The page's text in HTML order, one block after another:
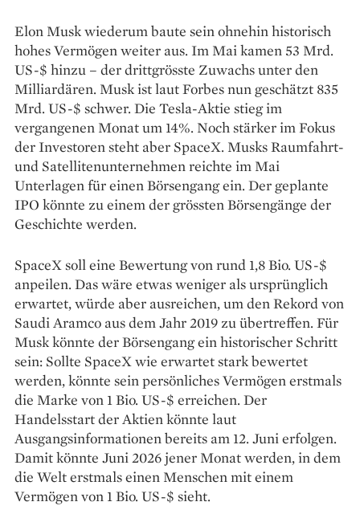
Elon Musk wiederum baute sein ohnehin historisch
hohes Vermögen weiter aus. Im Mai kamen 53 Mrd.
US-$ hinzu – der drittgrösste Zuwachs unter den
Milliardären. Musk ist laut Forbes nun geschätzt 835
Mrd. US-$ schwer. Die Tesla-Aktie stieg im
vergangenen Monat um 14%. Noch stärker im Fokus
der Investoren steht aber SpaceX. Musks Raumfahrt-
und Satellitenunternehmen reichte im Mai
Unterlagen für einen Börsengang ein. Der geplante
IPO könnte zu einem der grössten Börsengänge der
Geschichte werden.
SpaceX soll eine Bewertung von rund 1,8 Bio. US-$
anpeilen. Das wäre etwas weniger als ursprünglich
erwartet, würde aber ausreichen, um den Rekord von
Saudi Aramco aus dem Jahr 2019 zu übertreffen. Für
Musk könnte der Börsengang ein historischer Schritt
sein: Sollte SpaceX wie erwartet stark bewertet
werden, könnte sein persönliches Vermögen erstmals
die Marke von 1 Bio. US-$ erreichen. Der
Handelsstart der Aktien könnte laut
Ausgangsinformationen bereits am 12. Juni erfolgen.
Damit könnte Juni 2026 jener Monat werden, in dem
die Welt erstmals einen Menschen mit einem
Vermögen von 1 Bio. US-$ sieht.